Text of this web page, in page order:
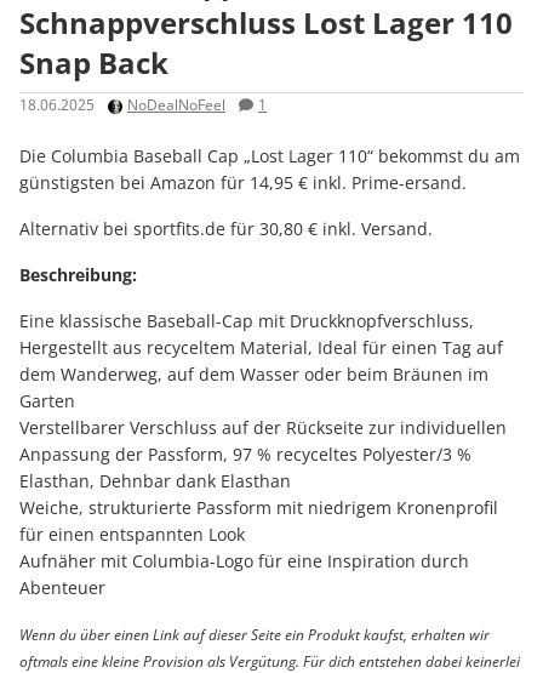
Schnappverschluss Lost Lager 110
Snap Back
18.06.2025 NoDealNoFeel 1
Die Columbia Baseball Cap „Lost Lager 110“ bekommst du am
günstigsten bei Amazon für 14,95 € inkl. Prime-ersand.
Alternativ bei sportfits.de für 30,80 € inkl. Versand.
Beschreibung:
Eine klassische Baseball-Cap mit Druckknopfverschluss,
Hergestellt aus recyceltem Material, Ideal für einen Tag auf
dem Wanderweg, auf dem Wasser oder beim Bräunen im
Garten
Verstellbarer Verschluss auf der Rückseite zur individuellen
Anpassung der Passform, 97 % recyceltes Polyester/3 %
Elasthan, Dehnbar dank Elasthan
Weiche, strukturierte Passform mit niedrigem Kronenprofil
für einen entspannten Look
Aufnäher mit Columbia-Logo für eine Inspiration durch
Abenteuer
Wenn du über einen Link auf dieser Seite ein Produkt kaufst, erhalten wir
oftmals eine kleine Provision als Vergütung. Für dich entstehen dabei keinerlei